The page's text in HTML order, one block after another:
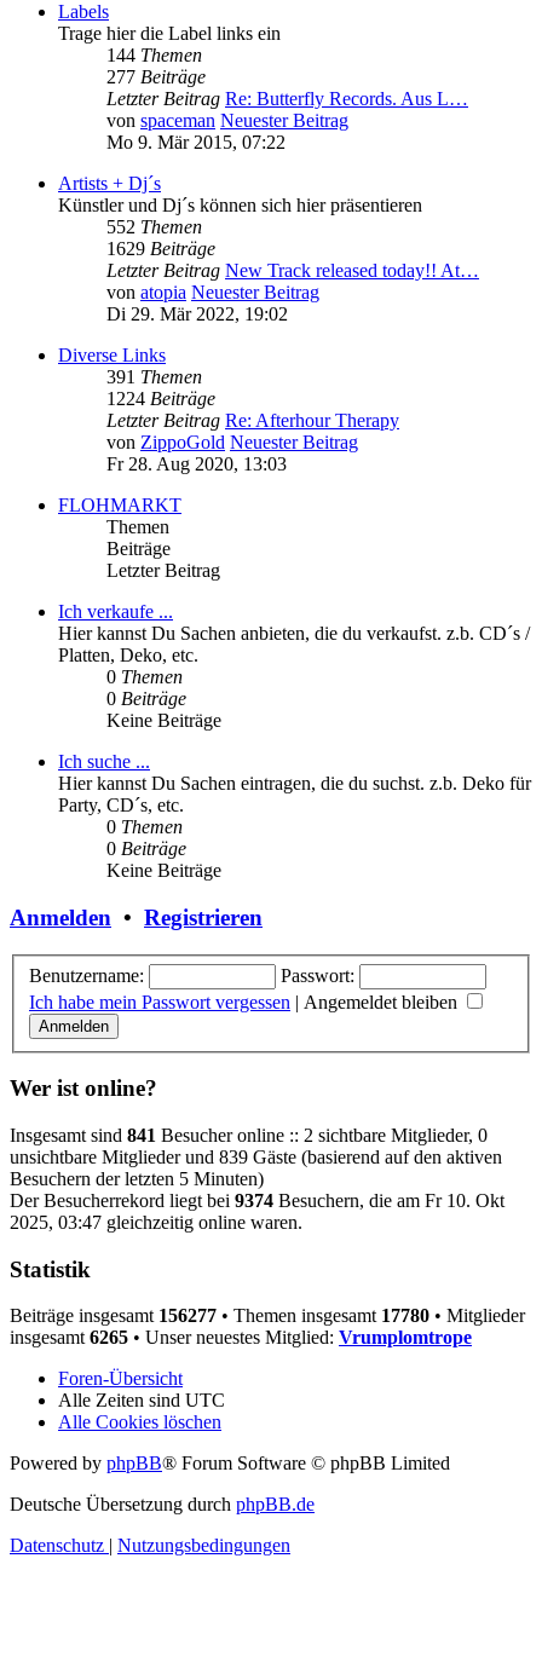
Labels
Trage hier die Label links ein
144 Themen
277 Beiträge
Letzter Beitrag Re: Butterfly Records. Aus L…
von spaceman Neuester Beitrag
Mo 9. Mär 2015, 07:22
Artists + Dj´s
Künstler und Dj´s können sich hier präsentieren
552 Themen
1629 Beiträge
Letzter Beitrag New Track released today!! At…
von atopia Neuester Beitrag
Di 29. Mär 2022, 19:02
Diverse Links
391 Themen
1224 Beiträge
Letzter Beitrag Re: Afterhour Therapy
von ZippoGold Neuester Beitrag
Fr 28. Aug 2020, 13:03
FLOHMARKT
Themen
Beiträge
Letzter Beitrag
Ich verkaufe ...
Hier kannst Du Sachen anbieten, die du verkaufst. z.b. CD´s /
Platten, Deko, etc.
0 Themen
0 Beiträge
Keine Beiträge
Ich suche ...
Hier kannst Du Sachen eintragen, die du suchst. z.b. Deko für
Party, CD´s, etc.
0 Themen
0 Beiträge
Keine Beiträge
Anmelden • Registrieren
Benutzername:
Passwort:
Ich habe mein Passwort vergessen | Angemeldet bleiben
Wer ist online?
Insgesamt sind 841 Besucher online :: 2 sichtbare Mitglieder, 0
unsichtbare Mitglieder und 839 Gäste (basierend auf den aktiven
Besuchern der letzten 5 Minuten)
Der Besucherrekord liegt bei 9374 Besuchern, die am Fr 10. Okt
2025, 03:47 gleichzeitig online waren.
Statistik
Beiträge insgesamt 156277 • Themen insgesamt 17780 • Mitglieder
insgesamt 6265 • Unser neuestes Mitglied: Vrumplomtrope
Foren-Übersicht
Alle Zeiten sind UTC
Alle Cookies löschen
Powered by phpBB® Forum Software © phpBB Limited
Deutsche Übersetzung durch phpBB.de
Datenschutz | Nutzungsbedingungen